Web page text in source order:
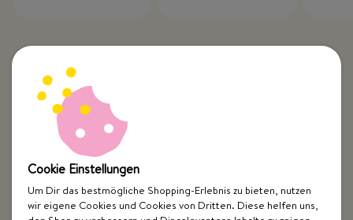
Top Kategorien
Cookie Einstellungen
Um Dir das bestmögliche Shopping-Erlebnis zu bieten, nutzen
wir eigene Cookies und Cookies von Dritten. Diese helfen uns,